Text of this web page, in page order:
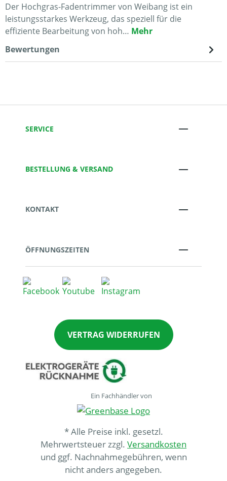
Der Hochgras-Fadentrimmer von Weibang ist ein
leistungsstarkes Werkzeug, das speziell für die
effiziente Bearbeitung von hoh… Mehr
Bewertungen
SERVICE
BESTELLUNG & VERSAND
KONTAKT
ÖFFNUNGSZEITEN
VERTRAG WIDERRUFEN
Ein Fachhändler von
* Alle Preise inkl. gesetzl.
Mehrwertsteuer zzgl. Versandkosten
und ggf. Nachnahmegebühren, wenn
nicht anders angegeben.